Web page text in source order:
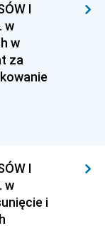
I
w
w
za
I
w
i